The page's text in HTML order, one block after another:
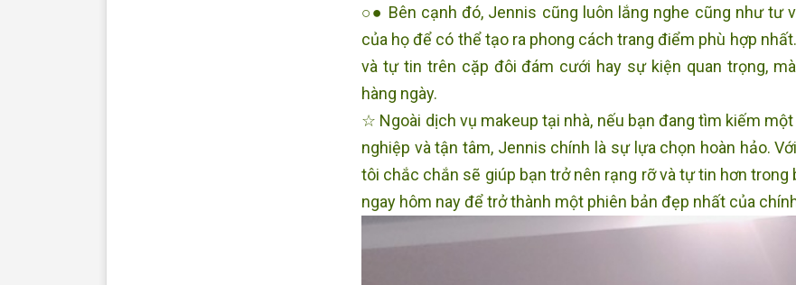
○● Bên cạnh đó, Jennis cũng luôn lắng nghe cũng như tư
của họ để có thể tạo ra phong cách trang điểm phù hợp
và tự tin trên cặp đôi đám cưới hay sự kiện quan trọng,
hàng ngày.
☆ Ngoài dịch vụ makeup tại nhà, nếu bạn đang tìm kiếm
nghiệp và tận tâm, Jennis chính là sự lựa chọn hoàn hảo.
tôi chắc chắn sẽ giúp bạn trở nên rạng rỡ và tự tin hơn trong
ngay hôm nay để trở thành một phiên bản đẹp nhất của